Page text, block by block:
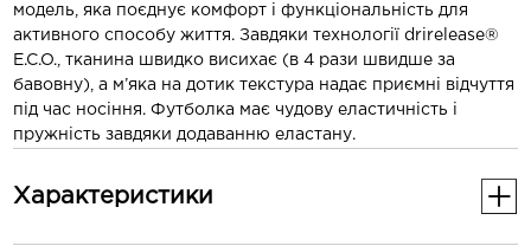
модель, яка поєднує комфорт і функціональність для
активного способу життя. Завдяки технології drirelease®
E.C.O., тканина швидко висихає (в 4 рази швидше за
бавовну), а м’яка на дотик текстура надає приємні відчуття
під час носіння. Футболка має чудову еластичність і
пружність завдяки додаванню еластану.
Характеристики